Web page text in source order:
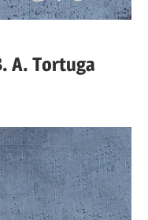
A. Tortuga